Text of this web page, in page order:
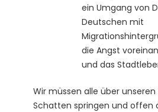
ein Umgang von
Deutschen mit
die Angst
und das
Wir müssen alle über
Schatten springen und offen